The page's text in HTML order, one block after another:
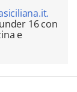
16 con
e